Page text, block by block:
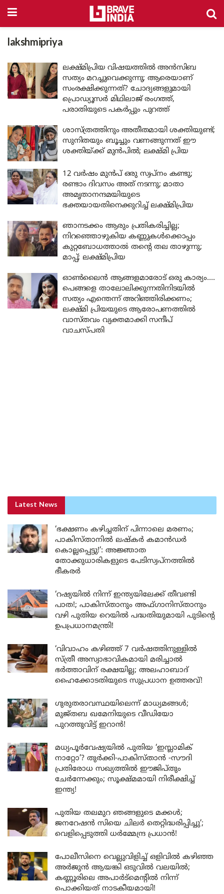
lakshmipriya
ലക്ഷ്മിപ്രിയ വിഷയത്തിൽ അൻസിബ
സത്യം മറച്ചുവെക്കുന്നു; ആരെയാണ്
സംരക്ഷിക്കുന്നത്? ചോദ്യങ്ങളുമായി
പ്രൊഡ്യൂസർ മിഥിലാജ് രംഗത്ത്,
പരാതിയുടെ പകർപ്പും പുറത്ത്
ശാസ്ത്രത്തിനും അതീതമായി ശക്തിയുണ്ട്;
സുനിതയും ബൂച്ചും വണങ്ങുന്നത് ഈ
ശക്തിയ്ക്ക് മുൻപിൽ; ലക്ഷ്മി പ്രിയ
12 വർഷം മുൻപ് ഒരു സ്വപ്‌നം കണ്ടു;
രണ്ടാം ദിവസം അത് നടന്നു; മാതാ
അമൃതാനന്ദമയിയുടെ
ഭക്തയായതിനെക്കുറിച്ച് ലക്ഷ്മിപ്രിയ
ഞാനടക്കം ആരും പ്രതികരിച്ചില്ല;
നിറഞ്ഞൊഴുകിയ കണ്ണുകൾക്കൊപ്പം
കുറ്റബോധത്താൽ തന്റെ തല താഴുന്നു;
മാപ്പ്; ലക്ഷ്മിപ്രിയ
ഓൺലൈൻ ആങ്ങളമാരോട് ഒരു കാര്യം….
പെങ്ങളെ താലോലിക്കുന്നതിനിടയിൽ
സത്യം എന്തെന്ന് അറിഞ്ഞിരിക്കണം;
ലക്ഷ്മി പ്രിയയുടെ ആരോപണത്തിൽ
വാസ്തവം വ്യക്തമാക്കി സന്ദീപ്
വാചസ്പതി
Latest News
‘ഭക്ഷണം കഴിച്ചതിന് പിന്നാലെ മരണം;
പാകിസ്താനിൽ ലഷ്കർ കമാൻഡർ
കൊല്ലപ്പെട്ടു!’: അജ്ഞാത
തോക്കുധാരികളുടെ പേടിസ്വപ്നത്തിൽ
ഭീകരർ
‘റഷ്യയിൽ നിന്ന് ഇന്ത്യയിലേക്ക് തീവണ്ടി
പാത!; പാകിസ്താനും അഫ്ഗാനിസ്താനും
വഴി പുതിയ റെയിൽ പദ്ധതിയുമായി പുടിന്റെ
ഉപപ്രധാനമന്ത്രി!
‘വിവാഹം കഴിഞ്ഞ് 7 വർഷത്തിനുള്ളിൽ
സ്ത്രീ അസ്വാഭാവികമായി മരിച്ചാൽ
ഭർത്താവിന് രക്ഷയില്ല; അലഹാബാദ്
ഹൈക്കോടതിയുടെ സുപ്രധാന ഉത്തരവ്!
ഗുരുതരാവസ്ഥയിലെന്ന് മാധ്യമങ്ങൾ;
മുജ്തബ ഖമേനിയുടെ വീഡിയോ
പുറത്തുവിട്ട് ഇറാൻ!
മധ്യപൂർവേഷ്യയിൽ പുതിയ ‘ഇസ്ലാമിക്
നാറ്റോ’? തുർക്കി-പാകിസ്താൻ -സൗദി
പ്രതിരോധ സഖ്യത്തിൽ ഈജിപ്തും
ചേർന്നേക്കും; സൂക്ഷ്മമായി നിരീക്ഷിച്ച്
ഇന്ത്യ!
പുതിയ തലമുറ ഞങ്ങളുടെ മക്കൾ;
ജനറേഷൻ സിയെ ചിലർ തെറ്റിദ്ധരിപ്പിച്ചു’;
വെളിപ്പെടുത്തി ധർമ്മേന്ദ്ര പ്രധാൻ!
പോലീസിനെ വെല്ലുവിളിച്ച് ഒളിവിൽ കഴിഞ്ഞ
അർജുൻ ആയങ്കി ഒടുവിൽ വലയിൽ;
കണ്ണൂരിലെ അപാർട്മെന്റിൽ നിന്ന്
പൊക്കിയത് നാടകീയമായി!